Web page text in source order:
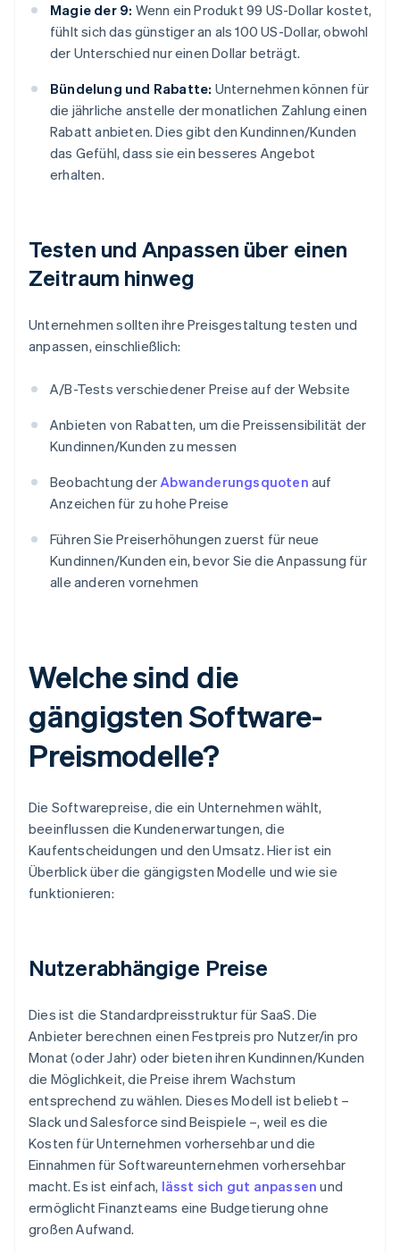
Magie der 9: Wenn ein Produkt 99 US-Dollar kostet,
fühlt sich das günstiger an als 100 US-Dollar, obwohl
der Unterschied nur einen Dollar beträgt.
Bündelung und Rabatte: Unternehmen können für
die jährliche anstelle der monatlichen Zahlung einen
Rabatt anbieten. Dies gibt den Kundinnen/Kunden
das Gefühl, dass sie ein besseres Angebot
erhalten.
Testen und Anpassen über einen
Zeitraum hinweg
Unternehmen sollten ihre Preisgestaltung testen und
anpassen, einschließlich:
A/B-Tests verschiedener Preise auf der Website
Anbieten von Rabatten, um die Preissensibilität der
Kundinnen/Kunden zu messen
Beobachtung derAbwanderungsquoten auf
Anzeichen für zu hohe Preise
Führen Sie Preiserhöhungen zuerst für neue
Kundinnen/Kunden ein, bevor Sie die Anpassung für
alle anderen vornehmen
Welche sind die
gängigsten Software-
Preismodelle?
Die Softwarepreise, die ein Unternehmen wählt,
beeinflussen die Kundenerwartungen, die
Kaufentscheidungen und den Umsatz. Hier ist ein
Überblick über die gängigsten Modelle und wie sie
funktionieren:
Nutzerabhängige Preise
Dies ist die Standardpreisstruktur für SaaS. Die
Anbieter berechnen einen Festpreis pro Nutzer/in pro
Monat (oder Jahr) oder bieten ihren Kundinnen/Kunden
die Möglichkeit, die Preise ihrem Wachstum
entsprechend zu wählen. Dieses Modell ist beliebt –
Slack und Salesforce sind Beispiele –, weil es die
Kosten für Unternehmen vorhersehbar und die
Einnahmen für Softwareunternehmen vorhersehbar
macht. Es ist einfach, lässt sich gut anpassen und
ermöglicht Finanzteams eine Budgetierung ohne
großen Aufwand.